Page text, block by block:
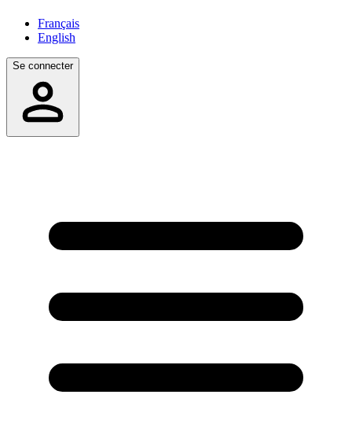
Français
English
Se connecter